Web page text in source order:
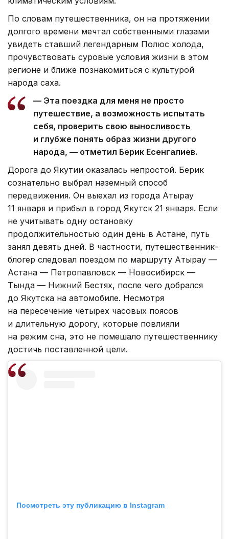
По словам путешественника, он на протяжении
долгого времени мечтал собственными глазами
увидеть ставший легендарным Полюс холода,
прочувствовать суровые условия жизни в этом
регионе и ближе познакомиться с культурой
народа саха.
— Эта поездка для меня не просто
путешествие, а возможность испытать
себя, проверить свою выносливость
и глубже понять образ жизни другого
народа, — отметил Берик Есенгалиев.
Дорога до Якутии оказалась непростой. Берик
сознательно выбрал наземный способ
передвижения. Он выехал из города Атырау
11 января и прибыл в город Якутск 21 января. Если
не учитывать одну остановку
продолжительностью один день в Астане, путь
занял девять дней. В частности, путешественник-
блогер следовал поездом по маршруту Атырау —
Астана — Петропавловск — Новосибирск —
Тында — Нижний Бестях, после чего добрался
до Якутска на автомобиле. Несмотря
на пересечение четырех часовых поясов
и длительную дорогу, которые повлияли
на режим сна, это не помешало путешественнику
достичь поставленной цели.
Посмотреть эту публикацию в Instagram